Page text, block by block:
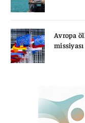
Avropa